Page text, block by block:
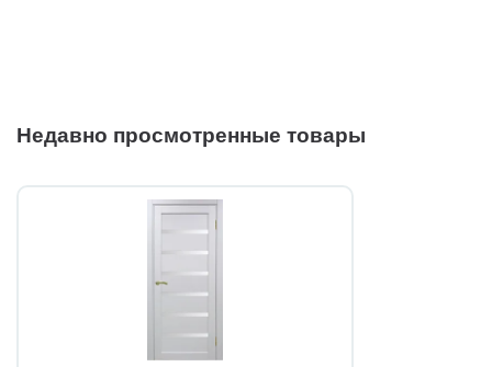
Недавно просмотренные товары